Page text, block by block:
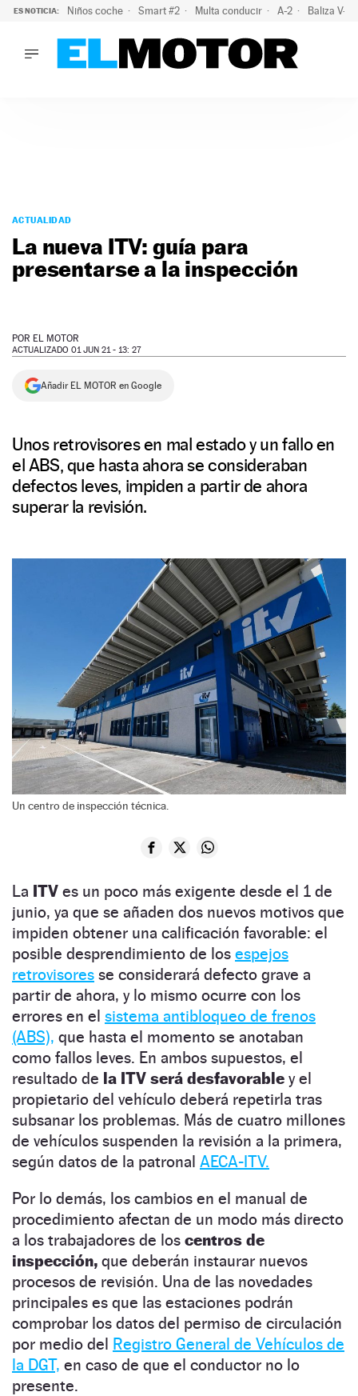
ES NOTICIA: Niños coche Smart #2 Multa conducir A-2 Baliza V-
PODCAST
MOTOS
TECNOLOGÍA
SUPERCOCHES
SERVICIOS
NEWSLETTER
ACTUALIDAD
La nueva ITV: guía para
presentarse a la inspección
POR EL MOTOR
ACTUALIZADO 01 JUN 21 - 13: 27
Añadir EL MOTOR en Google
Unos retrovisores en mal estado y un fallo en
el ABS, que hasta ahora se consideraban
defectos leves, impiden a partir de ahora
superar la revisión.
Un centro de inspección técnica.
La ITV es un poco más exigente desde el 1 de
junio, ya que se añaden dos nuevos motivos que
impiden obtener una calificación favorable: el
posible desprendimiento de los espejos
retrovisores se considerará defecto grave a
partir de ahora, y lo mismo ocurre con los
errores en el sistema antibloqueo de frenos
(ABS), que hasta el momento se anotaban
como fallos leves. En ambos supuestos, el
resultado de la ITV será desfavorable y el
propietario del vehículo deberá repetirla tras
subsanar los problemas. Más de cuatro millones
de vehículos suspenden la revisión a la primera,
según datos de la patronal AECA-ITV.
Por lo demás, los cambios en el manual de
procedimiento afectan de un modo más directo
a los trabajadores de los centros de
inspección, que deberán instaurar nuevos
procesos de revisión. Una de las novedades
principales es que las estaciones podrán
comprobar los datos del permiso de circulación
por medio del Registro General de Vehículos de
la DGT, en caso de que el conductor no lo
presente.